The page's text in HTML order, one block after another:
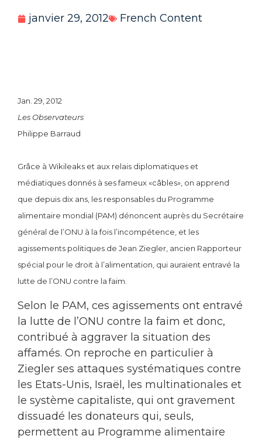
janvier 29, 2012 French Content
Jan. 29, 2012
Les Observateurs
Philippe Barraud
Grâce à Wikileaks et aux relais diplomatiques et
médiatiques donnés à ses fameux «câbles», on apprend
que depuis dix ans, les responsables du Programme
alimentaire mondial (PAM) dénoncent auprès du Secrétaire
général de l’ONU à la fois l’incompétence, et les
agissements politiques de Jean Ziegler, ancien Rapporteur
spécial pour le droit à l’alimentation, qui auraient entravé la
lutte de l’ONU contre la faim.
Selon le PAM, ces agissements ont entravé
la lutte de l’ONU contre la faim et donc,
contribué à aggraver la situation des
affamés. On reproche en particulier à
Ziegler ses attaques systématiques contre
les Etats-Unis, Israël, les multinationales et
le système capitaliste, qui ont gravement
dissuadé les donateurs qui, seuls,
permettent au Programme alimentaire